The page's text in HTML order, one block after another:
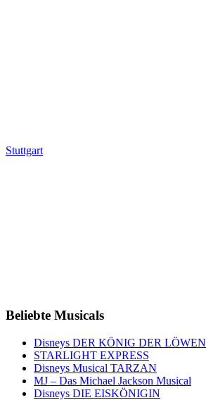
Stuttgart
Beliebte Musicals
Disneys DER KÖNIG DER LÖWEN
STARLIGHT EXPRESS
Disneys Musical TARZAN
MJ – Das Michael Jackson Musical
Disneys DIE EISKÖNIGIN